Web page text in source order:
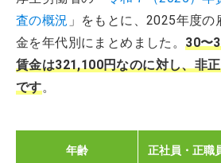
査の概況 」をもとに、2025年度
金を年代別にまとめました。30〜
賃金は321,100円なのに対し、非
です。
年齢 正社員・正職